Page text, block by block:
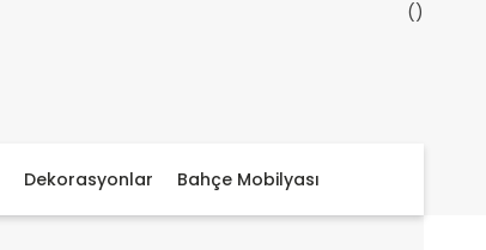
Dekorasyonlar Bahçe Mobilyası